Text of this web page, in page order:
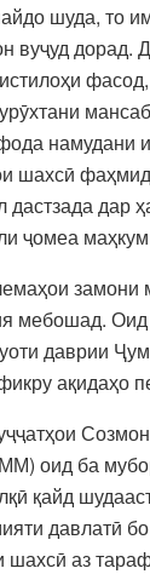
шуда, то
вуҷуд дорад.
намудани
шахсӣ
дар
ҷомеа
замони
мебошад.
даврии
ақидаҳо
оид ба
қайд
давлатӣ
шахсӣ аз